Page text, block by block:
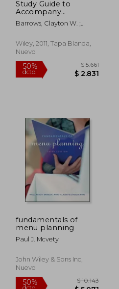
40%
dcto.
Study Guide to
Accompany
Introduction to
Management in the
10e (en Inglés)
Barrows, Clayton W. ;
Dennis R.
Wiley, 2011, Tapa Blanda,
Nuevo
fundamentals of
menu planning
Paul J. Mcvety
John Wiley & Sons Inc,
Nuevo